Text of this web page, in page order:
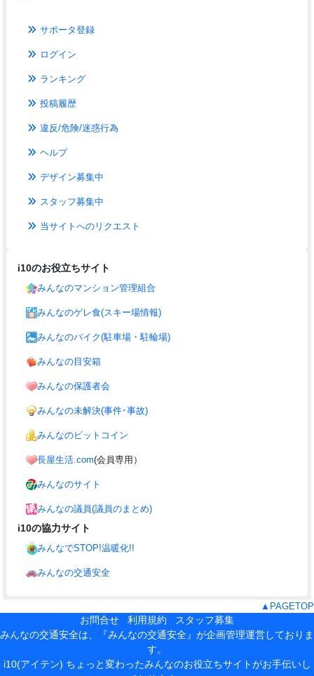
サポータ登録
ログイン
ランキング
投稿履歴
違反/危険/迷惑行為
ヘルプ
デザイン募集中
スタッフ募集中
当サイトへのリクエスト
i10のお役立ちサイト
みんなのマンション管理組合
みんなのゲレ食(スキー場情報)
みんなのバイク(駐車場・駐輪場)
みんなの目安箱
みんなの保護者会
みんなの未解決(事件･事故)
みんなのビットコイン
長屋生活.com(会員専用）
みんなのサイト
みんなの議員(議員のまとめ)
i10の協力サイト
みんなでSTOP!温暖化!!
みんなの交通安全
▲PAGETOP
お問合せ 利用規約
スタッフ募集
みんなの交通安全は、『みんなの交通安全』が企画管理運営しておりま
す。
i10(アイテン) ちょっと変わったみんなのお役立ちサイトがお手伝いし